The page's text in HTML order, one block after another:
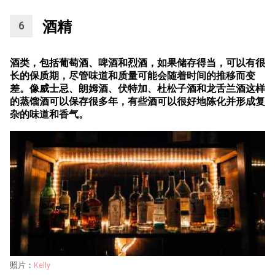
酒精
酒类，包括葡萄酒、啤酒和烈酒，如果储存得当，可以有很
长的保质期，尽管味道和质量可能会随着时间的推移而变
差。像威士忌、朗姆酒、伏特加、杜松子酒和龙舌兰酒这样
的蒸馏酒可以保存很多年，有些酒可以很好地陈化并形成复
杂的味道和香气。
照片： Kelly